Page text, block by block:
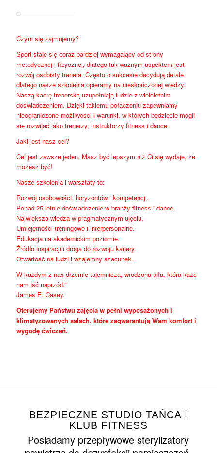
Czym się zajmujemy?
Sport staje się coraz bardziej wymagający od strony
metodycznej i fizycznej, dlatego tak ważnym aspektem jest
rozwój osobisty trenera. Często o sukcesie decydują detale,
dlatego nasze szkolenia opieramy na nieskończonej wiedzy.
Naszą kadrę trenerską uzupełniają ludzie z wieloletnim
doświadczeniem. Dzięki takiemu połączeniu zapewniamy
nieograniczone możliwości i warunki, w których będziecie mogli
się rozwijać jako trenerzy, instruktorzy fitness i dance.
Jaki jest nasz cel?
Cel jest zawsze jeden. Masz być lepszym niż Ci się wydaje, że
możesz być!
Nasze szkolenia i warsztaty to:
Rozwój osobowości, horyzontów i kompetencji.
Ponad 25-letnie doświadczenie w branży fitness i dance.
Największa wiedza w pragmatycznym ujęciu.
Umiejętności treningowe i interpersonalne.
Edukacja na akademickim poziomie.
Źródło inspiracji i droga do rozwoju kariery.
Otwartość na ludzi i wzajemny szacunek.
W każdym z nas drzemie tajemnicza, wrodzona siła, która każe
nam iść naprzód.”
James E. Casey.
Oferujemy Państwu zajęcia w pełni wyposażonych i
klimatyzowanych salach, które zagwarantują Wam komfort i
wygodę ćwiczeń.
BEZPIECZNE STUDIO TAŃCA I
KLUB FITNESS
Posiadamy przepływowe sterylizatory